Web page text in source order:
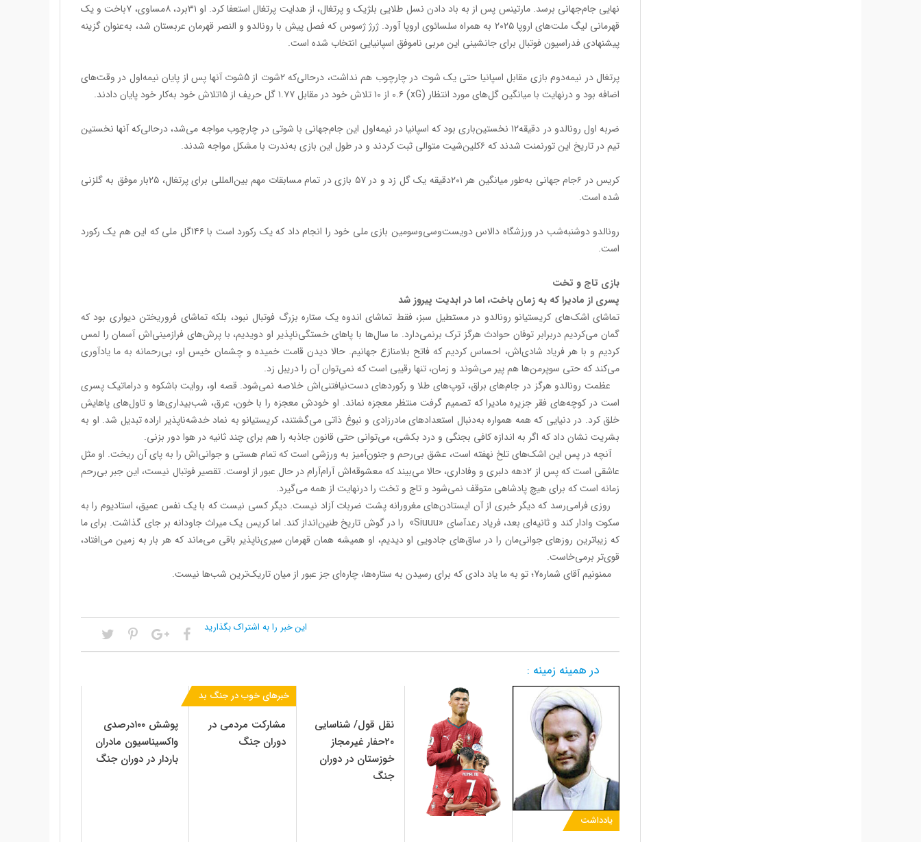
نهایی جام‌جهانی برسد. مارتینس پس از به باد دادن نسل طلایی بلژیک و پرتغال، از هدایت پرتغال استعفا کرد. او ۳۱برد، ۸مساوی، ۷باخت و یک
قهرمانی لیگ ملت‌های اروپا ۲۰۲۵ به همراه سلسائوی اروپا آورد. ژرژ ژسوس که فصل پیش با رونالدو و النصر قهرمان عربستان شد، به‌عنوان گزینه
پیشنهادی فدراسیون فوتبال برای جانشینی این مربی ناموفق اسپانیایی انتخاب شده است.
پرتغال در نیمه‌دوم بازی مقابل اسپانیا حتی یک شوت در چارچوب هم نداشت، درحالی‌که ۲شوت از 5شوت آنها پس از پایان نیمه‌اول در وقت‌های
اضافه بود و در‌نهایت با میانگین گل‌های مورد انتظار (xG) ۰.۶ از ۱۰ تلاش خود در مقابل ۱.۷۷ گل حریف از ۱۵تلاش خود به‌کار خود پایان دادند.
ضربه اول رونالدو در دقیقه۱۲ نخستین‌باری بود که اسپانیا در نیمه‌اول این جام‌جهانی با شوتی در چارچوب مواجه می‌شد، درحالی‌که آنها نخستین
تیم در تاریخ این تورنمنت شدند که ۶کلین‌شیت متوالی ثبت کردند و در طول این بازی به‌ندرت با مشکل مواجه شدند.
کریس در ۶جام جهانی به‌طور میانگین هر ۲۰۱دقیقه یک گل زد و در ۵۷ بازی در تمام مسابقات مهم بین‌المللی برای پرتغال، ۲۵بار موفق به گلزنی
شده است.
رونالدو دوشنبه‌شب در ورزشگاه دالاس دویست‌وسی‌وسومین بازی ملی خود را انجام داد که یک رکورد است ‌با ۱۴۶گل ملی که این هم یک رکورد
است.
بازی تاج و تخت
پسری از مادیرا که به زمان باخت، اما در ابدیت پیروز شد
تماشای اشک‌های کریستیانو رونالدو در مستطیل سبز، فقط تماشای اندوه یک ستاره‌ بزرگ فوتبال نبود، بلکه تماشای فروریختن دیواری بود که
گمان می‌کردیم دربرابر توفان حوادث هرگز ترک برنمی‌دارد. ما سال‌ها با پاهای خستگی‌ناپذیر او دویدیم، با پرش‌های فرازمینی‌اش آسمان را لمس
کردیم و با هر فریاد شادی‌اش، احساس کردیم که فاتح بلامنازع جهانیم. حالا دیدن قامت خمیده و چشمان خیس او، بی‌رحمانه به ما یادآوری
می‌کند که حتی سوپرمن‌ها هم پیر می‌شوند و زمان، تنها رقیبی است که نمی‌توان آن را دریبل زد.
عظمت رونالدو هرگز در جام‌های براق، توپ‌های طلا و رکوردهای دست‌نیافتنی‌اش خلاصه نمی‌شود. قصه او، روایت باشکوه و دراماتیک پسری
است در کوچه‌های فقر جزیره‌ مادیرا که تصمیم گرفت منتظر معجزه‌ نماند. او خودش معجزه را با خون، عرق، شب‌بیداری‌ها و تاول‌های پاهایش
خلق کرد. در دنیایی که همه همواره به‌دنبال استعدادهای مادرزادی و نبوغ ذاتی می‌گشتند، کریستیانو به نماد خدشه‌ناپذیر اراده تبدیل شد. او به
بشریت نشان داد که اگر به اندازه‌ کافی بجنگی و درد بکشی، می‌توانی حتی قانون جاذبه را هم برای چند ثانیه در هوا دور بزنی.
آنچه در پس این اشک‌های تلخ نهفته است، عشق بی‌رحم و جنون‌آمیز به ورزشی است که تمام هستی و جوانی‌اش را به پای آن ریخت. او مثل
عاشقی است که پس از 2دهه دلبری و وفاداری، حالا می‌بیند که معشوقه‌اش آرام‌آرام در حال عبور از اوست. تقصیر فوتبال نیست، این جبر بی‌رحم
زمانه است که برای هیچ پادشاهی متوقف نمی‌شود و تاج و تخت را در‌نهایت از همه می‌گیرد.
روزی فرا‌می‌رسد که دیگر خبری از آن ایستادن‌های مغرورانه پشت ضربات آزاد نیست. دیگر کسی نیست که با یک نفس عمیق، استادیوم را به
سکوت وادار کند و ثانیه‌ای بعد، فریاد رعدآسای «Siuuu» را در گوش تاریخ طنین‌انداز کند. اما کریس یک میراث جاودانه بر جای گذاشت. برای ما
که زیباترین روزهای جوانی‌مان را در ساق‌های جادویی او دیدیم، او همیشه همان قهرمان سیری‌ناپذیر باقی می‌ماند که هر بار به زمین می‌افتاد،
قوی‌تر برمی‌خاست.
ممنونیم آقای شماره7؛ تو به ما یاد دادی که برای رسیدن به ستاره‌ها، چاره‌ای جز عبور از میان تاریک‌ترین شب‌ها نیست.
این خبر را به اشتراک بگذارید
در همینه زمینه :
یادداشت
نقل قول/ شناسایی
۲۰حفار غیرمجاز
خوزستان در دوران
جنگ
خبرهای خوب در جنگ بد
مشارکت مردمی در
دوران جنگ
پوشش ۱۰۰درصدی
واکسیناسیون مادران
باردار در دوران جنگ